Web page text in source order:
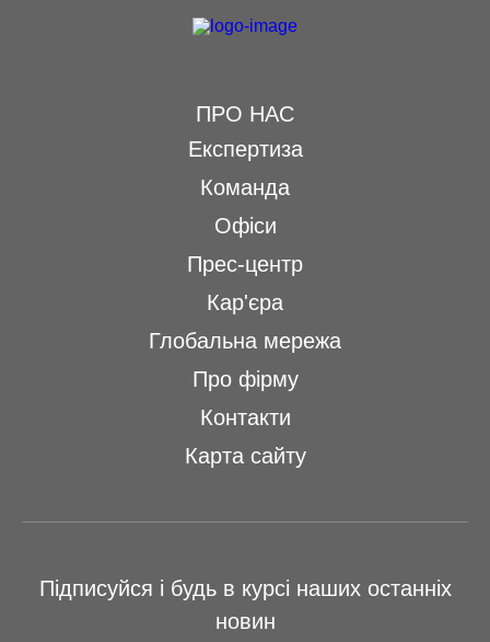
ПРО НАС
Експертиза
Команда
Офіси
Прес-центр
Кар'єра
Глобальна мережа
Про фірму
Контакти
Карта сайту
Підписуйся і будь в курсі наших останніх
новин